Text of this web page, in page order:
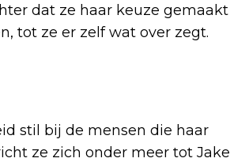
dat ze haar keuze gemaakt
tot ze er zelf wat over zegt.
stil bij de mensen die haar
ze zich onder meer tot Jake